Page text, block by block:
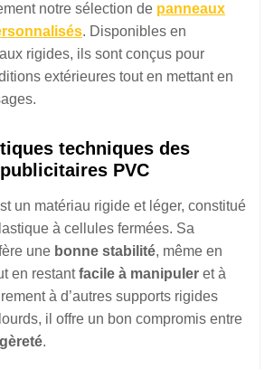
notre sélection de panneaux
. Disponibles en
rigides, ils sont conçus pour
extérieures tout en mettant en
techniques des
PVC
un matériau rigide et léger, constitué
à cellules fermées. Sa
une bonne stabilité, même en
en restantfacile à manipuler et à
à d’autres supports rigides
il offre un bon compromis entre
.